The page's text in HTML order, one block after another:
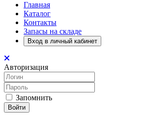
Главная
Каталог
Контакты
Запасы на складе
Вход в личный кабинет
Авторизация
Запомнить
Войти